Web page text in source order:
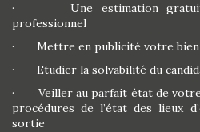
· Une estimation
professionnel
· Mettre en publicité votre bien
· Etudier la solvabilité du
· Veiller au parfait état de votre
procédures de l’état des lieux
sortie